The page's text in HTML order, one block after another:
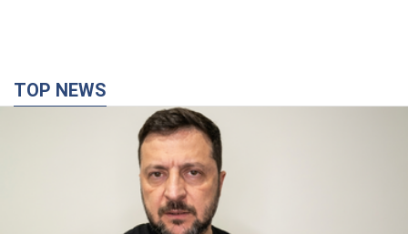
TOP NEWS